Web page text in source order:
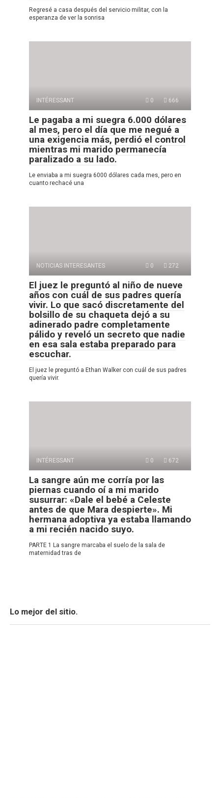
Regresé a casa después del servicio militar, con la
esperanza de ver la sonrisa
INTÉRESSANT 0 666
Le pagaba a mi suegra 6.000 dólares
al mes, pero el día que me negué a
una exigencia más, perdió el control
mientras mi marido permanecía
paralizado a su lado.
Le enviaba a mi suegra 6000 dólares cada mes, pero en
cuanto rechacé una
NOTICIAS INTERESANTES 0 272
El juez le preguntó al niño de nueve
años con cuál de sus padres quería
vivir. Lo que sacó discretamente del
bolsillo de su chaqueta dejó a su
adinerado padre completamente
pálido y reveló un secreto que nadie
en esa sala estaba preparado para
escuchar.
El juez le preguntó a Ethan Walker con cuál de sus padres
quería vivir.
INTÉRESSANT 0 672
La sangre aún me corría por las
piernas cuando oí a mi marido
susurrar: «Dale el bebé a Celeste
antes de que Mara despierte». Mi
hermana adoptiva ya estaba llamando
a mi recién nacido suyo.
PARTE 1 La sangre marcaba el suelo de la sala de
maternidad tras de
Lo mejor del sitio.